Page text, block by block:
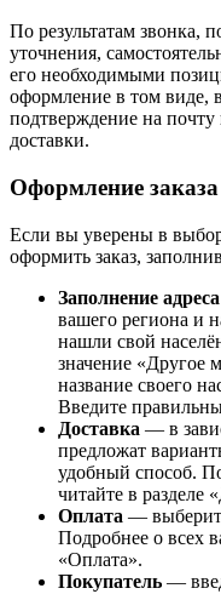
По результатам звонка,
уточнения,
его необходимыми
оформление в том виде,
подтверждение на
доставки.
Оформление
Если вы уверены в
оформить заказ,
Заполнение адреса
вашего региона и
нашли свой
значение «Другое
название своего
Введите
Доставка — в
предложат
удобный способ.
читайте в разделе
Оплата —
Подробнее о всех
«Оплата».
Покупатель —